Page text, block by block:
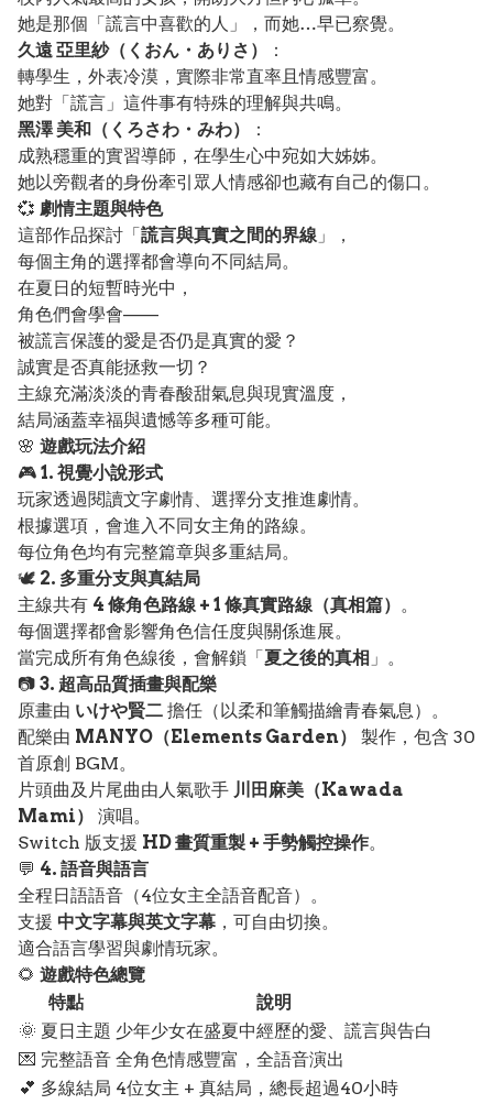
她是那個「謊言中喜歡的人」，而她…早已察覺。
久遠 亞里紗（くおん・ありさ）
：
轉學生，外表冷漠，實際非常直率且情感豐富。
她對「謊言」這件事有特殊的理解與共鳴。
黑澤 美和（くろさわ・みわ）
：
成熟穩重的實習導師，在學生心中宛如大姊姊。
她以旁觀者的身份牽引眾人情感卻也藏有自己的傷口。
💞 劇情主題與特色
這部作品探討「謊言與真實之間的界線 」，
每個主角的選擇都會導向不同結局。
在夏日的短暫時光中，
角色們會學會——
被謊言保護的愛是否仍是真實的愛？
誠實是否真能拯救一切？
主線充滿淡淡的青春酸甜氣息與現實溫度，
結局涵蓋幸福與遺憾等多種可能。
🌸 遊戲玩法介紹
🎮 1. 視覺小說形式
玩家透過閱讀文字劇情、選擇分支推進劇情。
根據選項，會進入不同女主角的路線。
每位角色均有完整篇章與多重結局。
🕊️ 2. 多重分支與真結局
主線共有 4 條角色路線 + 1 條真實路線（真相篇） 。
每個選擇都會影響角色信任度與關係進展。
當完成所有角色線後，會解鎖「夏之後的真相 」。
📷 3. 超高品質插畫與配樂
原畫由 いけや賢二 擔任（以柔和筆觸描繪青春氣息）。
配樂由 MANYO（Elements Garden）
製作，包含 30
首原創 BGM。
片頭曲及片尾曲由人氣歌手 川田麻美（Kawada
Mami）
演唱。
Switch 版支援 HD 畫質重製 + 手勢觸控操作。
💬 4. 語音與語言
全程日語語音（4位女主全語音配音）。
支援 中文字幕與英文字幕 ，可自由切換。
適合語言學習與劇情玩家。
🌻 遊戲特色總覽
特點
說明
🌞 夏日主題 少年少女在盛夏中經歷的愛、謊言與告白
💌 完整語音 全角色情感豐富，全語音演出
💕 多線結局 4位女主 + 真結局，總長超過40小時